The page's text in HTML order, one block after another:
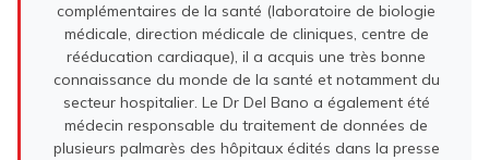
complémentaires de la santé (laboratoire de biologie
médicale, direction médicale de cliniques, centre de
rééducation cardiaque), il a acquis une très bonne
connaissance du monde de la santé et notamment du
secteur hospitalier. Le Dr Del Bano a également été
médecin responsable du traitement de données de
plusieurs palmarès des hôpitaux édités dans la presse